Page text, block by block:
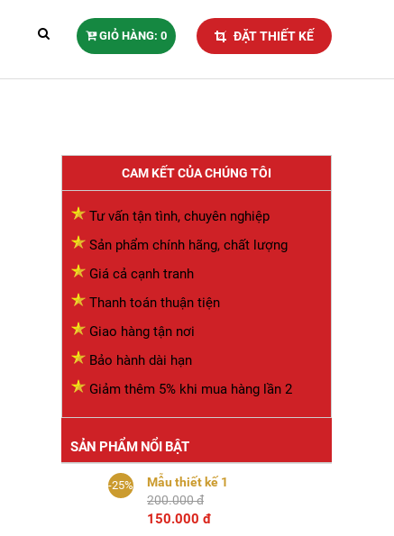
GIỎ HÀNG: 0 ĐẶT THIẾT KẾ
CAM KẾT CỦA CHÚNG TÔI
Tư vấn tận tình, chuyên nghiệp
Sản phẩm chính hãng, chất lượng
Giá cả cạnh tranh
Thanh toán thuận tiện
Giao hàng tận nơi
Bảo hành dài hạn
Giảm thêm 5% khi mua hàng lần 2
SẢN PHẨM NỔI BẬT
-25%
Mẫu thiết kế 1
200.000 đ
150.000 đ